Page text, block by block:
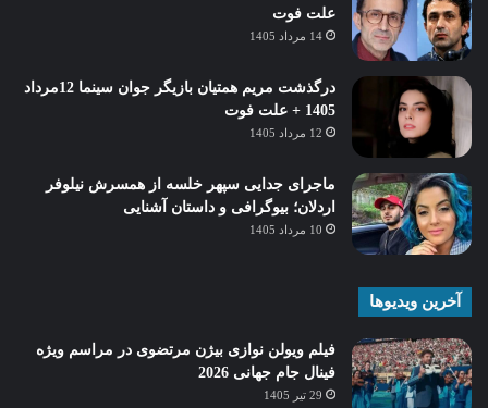
علت فوت
14 مرداد 1405
درگذشت مریم همتیان بازیگر جوان سینما 12مرداد
1405 + علت فوت
12 مرداد 1405
ماجرای جدایی سپهر خلسه از همسرش نیلوفر
اردلان؛ بیوگرافی و داستان آشنایی
10 مرداد 1405
آخرین ویدیوها
فیلم ویولن نوازی بیژن مرتضوی در مراسم ویژه
فینال جام جهانی 2026
29 تیر 1405